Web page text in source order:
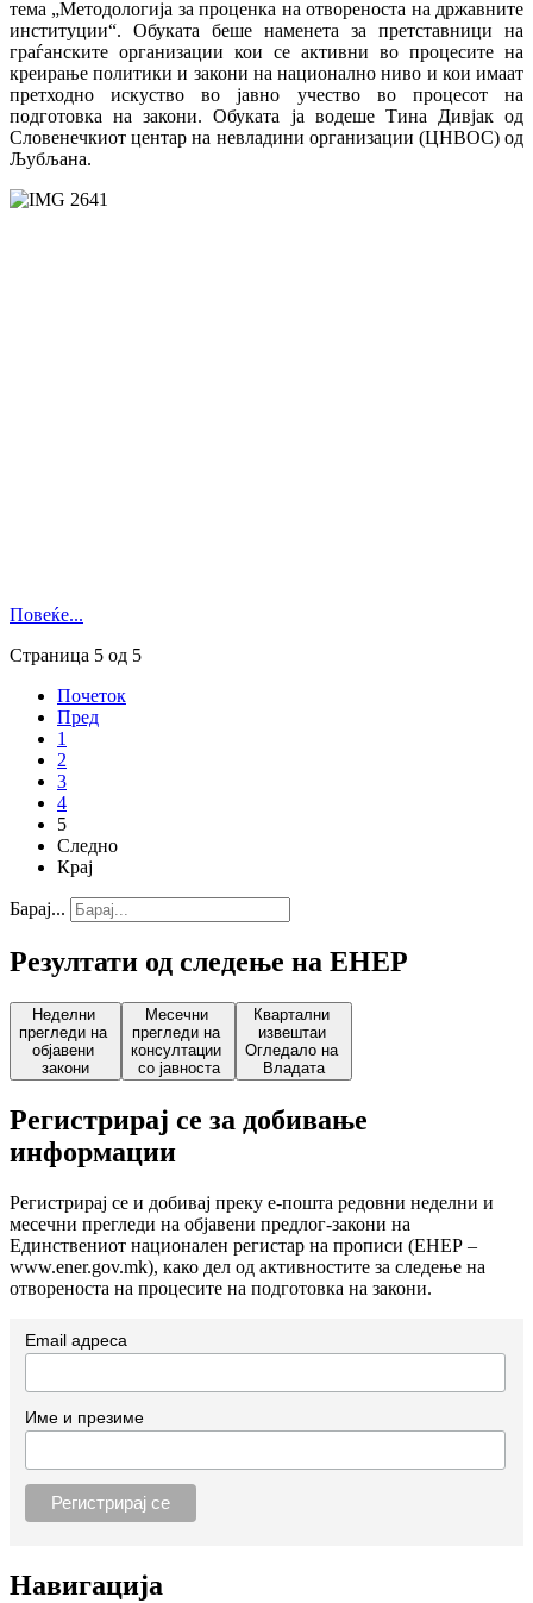
тема „Методологија за проценка на отвореноста на државните
институции“. Обуката беше наменета за претставници на
граѓанските организации кои се активни во процесите на
креирање политики и закони на национално ниво и кои имаат
претходно искуство во јавно учество во процесот на
подготовка на закони. Обуката ја водеше Тина Дивјак од
Словенечкиот центар на невладини организации (ЦНВОС) од
Љубљана.
Повеќе...
Страница 5 од 5
Почеток
Пред
1
2
3
4
5
Следно
Крај
Барај...
Резултати од следење на ЕНЕР
Неделни
прегледи на
објавени
закони
Месечни
прегледи на
консултации
со јавноста
Квартални
извештаи
Огледало на
Владата
Регистрирај се за добивање
информации
Регистрирај се и добивај преку е-пошта редовни неделни и
месечни прегледи на објавени предлог-закони на
Единствениот национален регистар на прописи (ЕНЕР –
www.ener.gov.mk), како дел од активностите за следење на
отвореноста на процесите на подготовка на закони.
Email адреса
Име и презиме
Навигација